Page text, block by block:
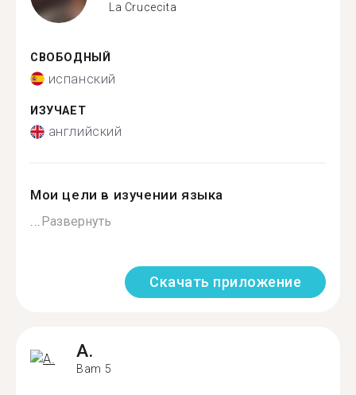
La Crucecita
СВОБОДНЫЙ
испанский
ИЗУЧАЕТ
английский
Мои цели в изучении языка
...Развернуть
Скачать приложение
A.
Bam 5